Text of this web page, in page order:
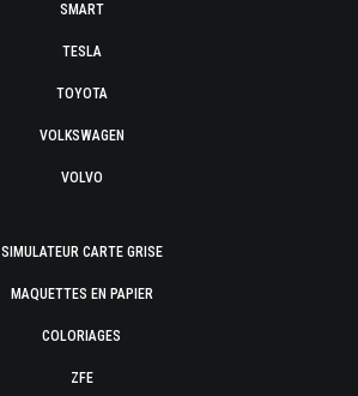
SMART
TESLA
TOYOTA
VOLKSWAGEN
VOLVO
SIMULATEUR CARTE GRISE
MAQUETTES EN PAPIER
COLORIAGES
ZFE